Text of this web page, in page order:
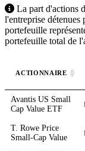
La part d'actions
l'entreprise détenues
portefeuille
portefeuille total de
ACTIONNAIRE
Avantis US Small
Cap Value ETF
T. Rowe Price
Small-Cap Value